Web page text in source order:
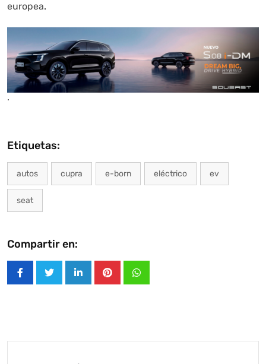
europea.
.
Etiquetas:
autos cupra e-born eléctrico ev
seat
Compartir en:
LinkedInPinterestWhatsapp